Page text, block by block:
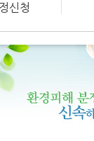
신청